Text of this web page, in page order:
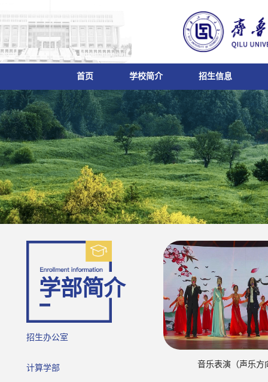
首页 学校简介 招生信息
学部简介
招生办公室
计算学部 音乐表演（声乐方